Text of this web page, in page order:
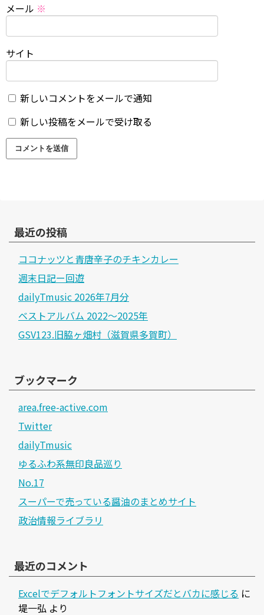
メール ※
サイト
新しいコメントをメールで通知
新しい投稿をメールで受け取る
最近の投稿
ココナッツと青唐辛子のチキンカレー
週末日記ー回遊
dailyTmusic 2026年7月分
ベストアルバム 2022～2025年
GSV123.旧脇ヶ畑村（滋賀県多賀町）
ブックマーク
area.free-active.com
Twitter
dailyTmusic
ゆるふわ系無印良品巡り
No.17
スーパーで売っている醤油のまとめサイト
政治情報ライブラリ
最近のコメント
Excelでデフォルトフォントサイズだとバカに感じる に
堤一弘 より